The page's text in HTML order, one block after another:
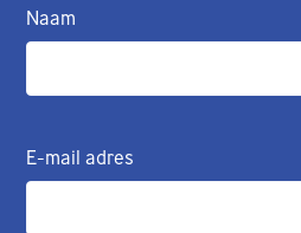
Naam
E-mail adres